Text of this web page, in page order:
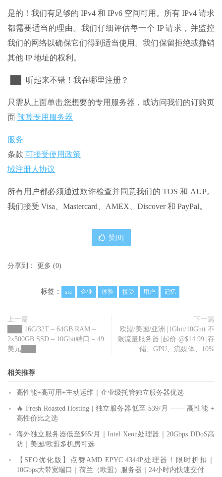
是的！我们有足够的 IPv4 和 IPv6 空间可用。所有 IPv4 请求
都需要适当的理由。我们仔细评估每一个 IP 请求，并监控
我们的网络以确保它们得到适当使用。我们保留拒绝或撤销
其他 IP 地址的权利。
▐█▌ 听起来不错！我在哪里注册？
只需从上面单击您想要的专用服务器，或访问我们的订购页
面 预算专用服务器
服务
条款 可接受使用政策
域注册人协议
所有用户都必须通过欺诈检查并同意我们的 TOS 和 AUP。
我们接受 Visa、Mastercard、AMEX、Discover 和 PayPal。
赞(0)
分享到： 更多 (0)
标签： src 企业 体验 接受 用户 记忆
上一篇
███ 16C/32T – 64GB RAM –
2x500GB SSD – 10Gbit端口 – 49
美元███
下一篇
欧盟/美国/亚洲 |1Gbit/10Gbit 不
限流量服务器 |起价 @$14.99 |存
储、GPU、流媒体、10%
相关推荐
高性能+高可用+主动运维｜企业级托管独立服务器优选
🔥 Fresh Roasted Hosting | 独立服务器低至 $39/月 —— 高性能 +
高性价比之选
海外独立服务器低至$65/月｜Intel Xeon处理器｜20Gbps DDoS高
防｜美国/欧盟多机房可选
【SEO优化版】点赞AMD EPYC 4344P处理器！限时折扣｜
10Gbps大带宽端口｜荷兰（欧盟）服务器｜24小时内快速交付